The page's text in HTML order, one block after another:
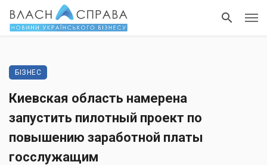
БІЗНЕС
Киевская область намерена
запустить пилотный проект по
повышению заработной платы
госслужащим